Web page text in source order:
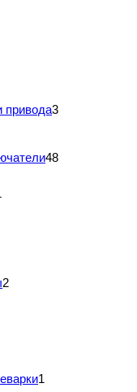
привода3
48
2
1